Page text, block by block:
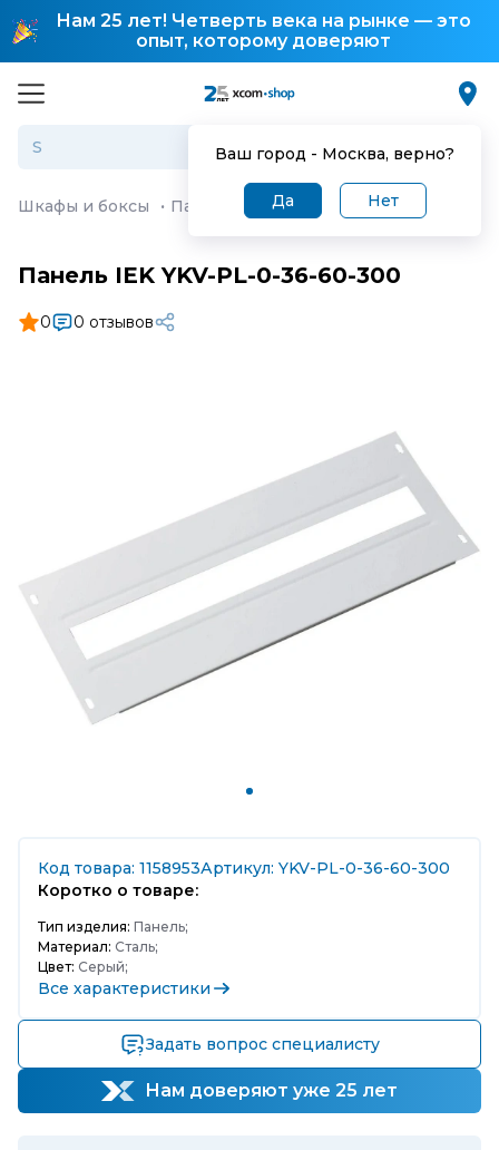
Нам 25 лет! Четверть века на рынке — это
опыт, которому доверяют
Ваш город - Москва, верно?
Да Нет
Шкафы и боксы · Панель IEK YKV-PL-0-36-60-300
Панель IEK YKV-PL-0-36-60-300
0 0 отзывов
Код товара: 1158953Артикул: YKV-PL-0-36-60-300
Коротко о товаре:
Тип изделия: Панель;
Материал: Сталь;
Цвет: Серый;
Все характеристики
Задать вопрос специалисту
Нам доверяют уже 25 лет